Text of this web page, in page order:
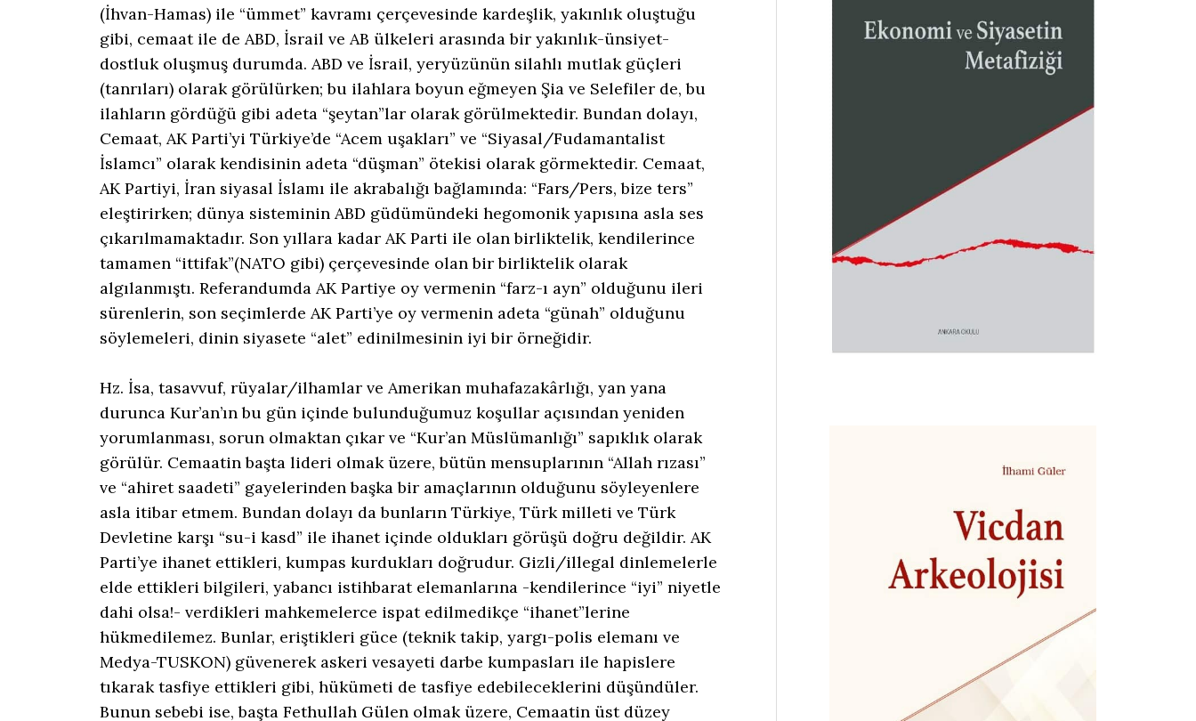
(İhvan-Hamas) ile “ümmet” kavramı çerçevesinde kardeşlik, yakınlık oluştuğu
gibi, cemaat ile de ABD, İsrail ve AB ülkeleri arasında bir yakınlık-ünsiyet-
dostluk oluşmuş durumda. ABD ve İsrail, yeryüzünün silahlı mutlak güçleri
(tanrıları) olarak görülürken; bu ilahlara boyun eğmeyen Şia ve Selefiler de, bu
ilahların gördüğü gibi adeta “şeytan”lar olarak görülmektedir. Bundan dolayı,
Cemaat, AK Parti’yi Türkiye’de “Acem uşakları” ve “Siyasal/Fudamantalist
İslamcı” olarak kendisinin adeta “düşman” ötekisi olarak görmektedir. Cemaat,
AK Partiyi, İran siyasal İslamı ile akrabalığı bağlamında: “Fars/Pers, bize ters”
eleştirirken; dünya sisteminin ABD güdümündeki hegomonik yapısına asla ses
çıkarılmamaktadır. Son yıllara kadar AK Parti ile olan birliktelik, kendilerince
tamamen “ittifak”(NATO gibi) çerçevesinde olan bir birliktelik olarak
algılanmıştı. Referandumda AK Partiye oy vermenin “farz-ı ayn” olduğunu ileri
sürenlerin, son seçimlerde AK Parti’ye oy vermenin adeta “günah” olduğunu
söylemeleri, dinin siyasete “alet” edinilmesinin iyi bir örneğidir.
Hz. İsa, tasavvuf, rüyalar/ilhamlar ve Amerikan muhafazakârlığı, yan yana
durunca Kur’an’ın bu gün içinde bulunduğumuz koşullar açısından yeniden
yorumlanması, sorun olmaktan çıkar ve “Kur’an Müslümanlığı” sapıklık olarak
görülür. Cemaatin başta lideri olmak üzere, bütün mensuplarının “Allah rızası”
ve “ahiret saadeti” gayelerinden başka bir amaçlarının olduğunu söyleyenlere
asla itibar etmem. Bundan dolayı da bunların Türkiye, Türk milleti ve Türk
Devletine karşı “su-i kasd” ile ihanet içinde oldukları görüşü doğru değildir. AK
Parti’ye ihanet ettikleri, kumpas kurdukları doğrudur. Gizli/illegal dinlemelerle
elde ettikleri bilgileri, yabancı istihbarat elemanlarına -kendilerince “iyi” niyetle
dahi olsa!- verdikleri mahkemelerce ispat edilmedikçe “ihanet”lerine
hükmedilemez. Bunlar, eriştikleri güce (teknik takip, yargı-polis elemanı ve
Medya-TUSKON) güvenerek askeri vesayeti darbe kumpasları ile hapislere
tıkarak tasfiye ettikleri gibi, hükümeti de tasfiye edebileceklerini düşündüler.
Bunun sebebi ise, başta Fethullah Gülen olmak üzere, Cemaatin üst düzey